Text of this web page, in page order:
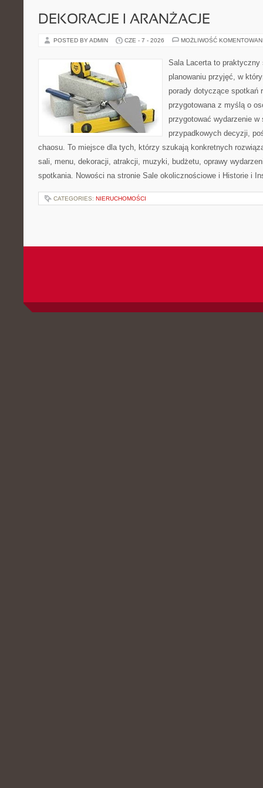
DEKORACJE I ARANŻACJE
POSTED BY ADMIN CZE - 7 - 2026 MOŻLIWOŚĆ
Sala Lacerta to praktyczny
planowaniu przyjęć, w
porady dotyczące spotkań
przygotowana z myślą o
przygotować wydarzenie
przypadkowych decyzji,
chaosu. To miejsce dla tych, którzy szukają konkretnych
sali, menu, dekoracji, atrakcji, muzyki, budżetu, oprawy
spotkania. Nowości na stronie Sale okolicznościowe i Historie i
CATEGORIES: NIERUCHOMOŚCI